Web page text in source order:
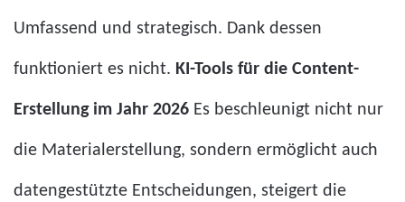
Umfassend und strategisch. Dank dessen
funktioniert es nicht. KI-Tools für die Content-
Erstellung im Jahr 2026 Es beschleunigt nicht nur
die Materialerstellung, sondern ermöglicht auch
datengestützte Entscheidungen, steigert die